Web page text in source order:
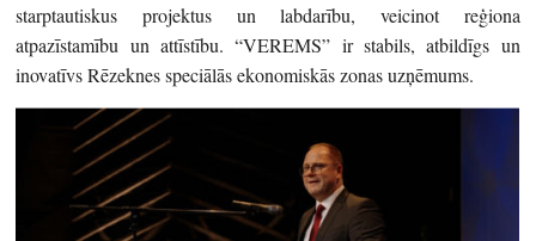
starptautiskus projektus un labdarību, veicinot reģiona
atpazīstamību un attīstību. “VEREMS” ir stabils, atbildīgs un
inovatīvs Rēzeknes speciālās ekonomiskās zonas uzņēmums.